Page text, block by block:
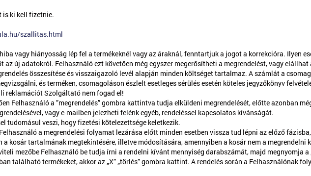
is ki kell fizetnie.
szallitas.html
vagy hiányosság lép fel a termékeknél vagy az áraknál, fenntartjuk a jogot a korrekcióra. Ilyen
az új adatokról. Felhasználó ezt követően még egyszer megerősítheti a megrendelést, vagy elállhat
összesítése és visszaigazoló levél alapján minden költséget tartalmaz. A számlát a
és terméken, csomagoláson észlelt esetleges sérülés esetén köteles jegyzőkönyv
reklamációt Szolgáltató nem fogad el!
Felhasználó a ”megrendelés” gombra kattintva tudja elküldeni megrendelését, előtte azonban
vagy e-mailben jelezheti felénk egyéb, rendeléssel kapcsolatos kívánságát.
tudomásul veszi, hogy fizetési kötelezettsége keletkezik.
a megrendelési folyamat lezárása előtt minden esetben vissza tud lépni az előző
a kosár tartalmának megtekintésére, illetve módosítására, amennyiben a kosár nem a
mezőbe Felhasználó be tudja írni a rendelni kívánt mennyiség darabszámát, majd megnyomja
található termékeket, akkor az „X” „törlés” gombra kattint. A rendelés során a Felhasználónak